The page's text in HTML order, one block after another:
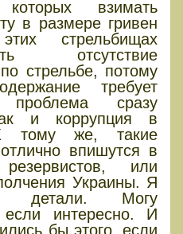
взимать
в размере гривен
стрельбищах
отсутствие
стрельбе, потому
требует
сразу
и коррупция в
тому же, такие
впишутся в
или
Украины. Я
детали. Могу
если интересно. И
бы этого, если